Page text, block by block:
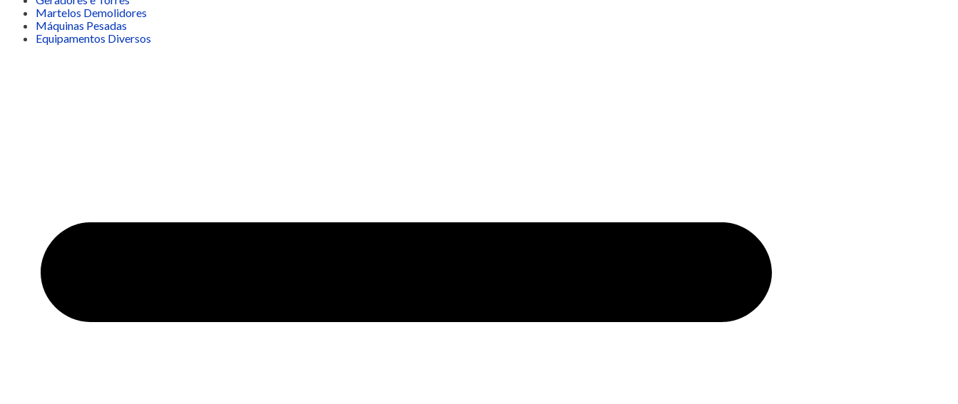
Martelos Demolidores
Máquinas Pesadas
Equipamentos Diversos